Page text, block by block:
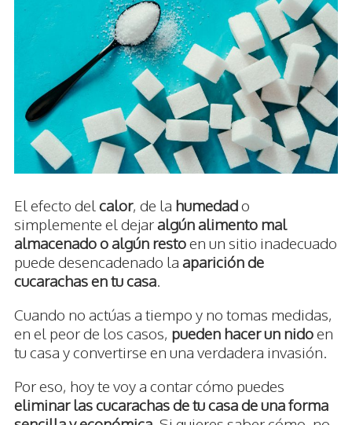
El efecto del calor, de la humedado
simplemente el dejaralgún alimento mal
almacenado o algún restoen un sitio inadecuado
puede desencadenado la aparición de
cucarachas en tu casa.
Cuando no actúas a tiempo y no tomas medidas,
en el peor de los casos, pueden hacer un nidoen
tu casa y convertirse en una verdadera invasión.
Por eso, hoy te voy a contar cómo puedes
eliminar las cucarachas de tu casa de una forma